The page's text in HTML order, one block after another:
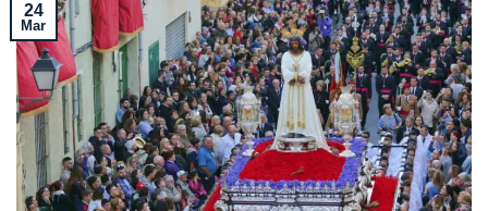
24
Mar